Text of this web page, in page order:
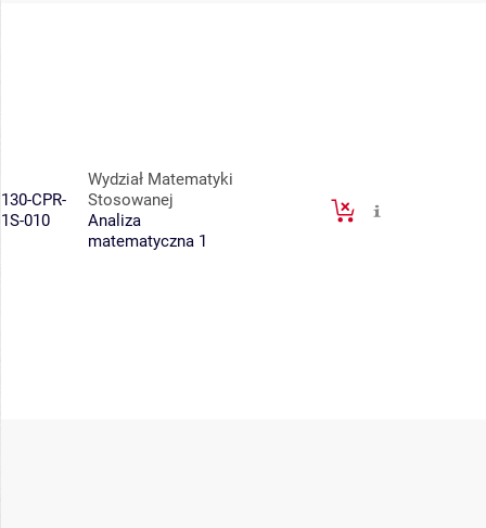
130-CPR-
1S-010
Wydział Matematyki
Stosowanej
Analiza
matematyczna 1